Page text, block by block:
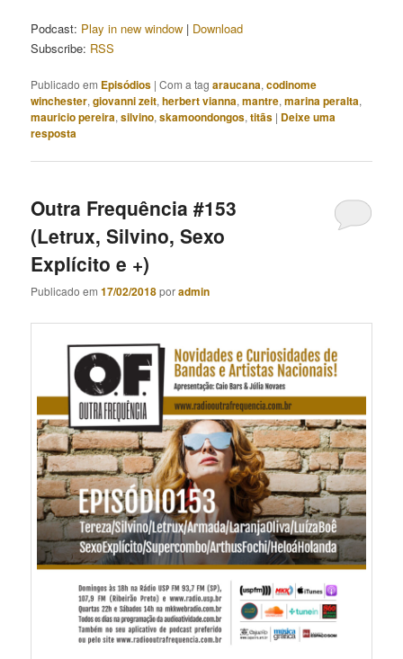
Podcast: Play in new window | Download
Subscribe: RSS
Publicado em Episódios |Com a tagaraucana,codinome
winchester,giovanni zeit,herbert vianna,mantre,marina peralta,
mauricio pereira,silvino,skamoondongos,titãs | Deixe uma
resposta
Outra Frequência #153
(Letrux, Silvino, Sexo
Explícito e +)
Publicado em17/02/2018poradmin